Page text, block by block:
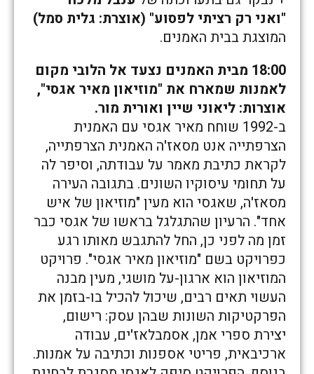
"ואני רק רציתי לפסוע" (אוצרת: גלית סמל)
המוצגת בבית האמנים.
18:00 מבית האמנים נצעד אל הלובי מקום
לאמנות שמארח את "מוזיאון מאיר אגסי",
אוצרות: ליאוני שיין ואורית מור.
ב-1992 שוחח מאיר אגסי עם האמנית
הצרפתייה אנט מסאז'ה האמנית הצרפתייה,
לקראת כתיבת מאמר על עבודתה, וסיפר לה
על תחומי עיסוקיו השונים. בתגובה העירה
מסאז'ה, שאגסי הוא מעין "מוזיאון של איש
אחד". הרעיון שהתגלגל בראשו של אגסי כבר
זמן מה לפני כן, החל להתגבש מאותו רגע
כפרויקט בשם "מוזיאון מאיר אגסי". פרויקט
המוזיאון הוא ארגון-על מושגי, מעין מבנה
העשוי תאים רבים, שיכול להכיל בו-בזמן את
הפרקטיקות השונות שבהן עסק: רישום,
יצירת ספרי אמן, אסמבלאז'ים, עבודה
ארכיבאית, פריטי אספנות וכתיבה על אמנות.